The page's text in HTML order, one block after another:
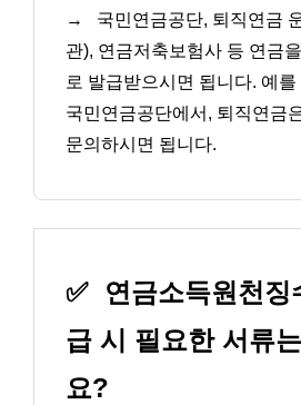
→
국민연금공단, 퇴직연금
관), 연금저축보험사 등 연금
로 발급받으시면 됩니다. 예
국민연금공단에서, 퇴직연금
문의하시면 됩니다.
✅
연금소득원천징
급 시 필요한 서류
요?